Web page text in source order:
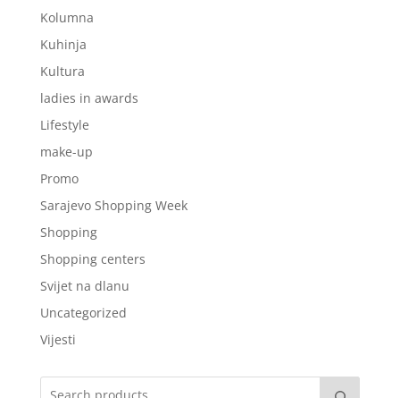
Kolumna
Kuhinja
Kultura
ladies in awards
Lifestyle
make-up
Promo
Sarajevo Shopping Week
Shopping
Shopping centers
Svijet na dlanu
Uncategorized
Vijesti